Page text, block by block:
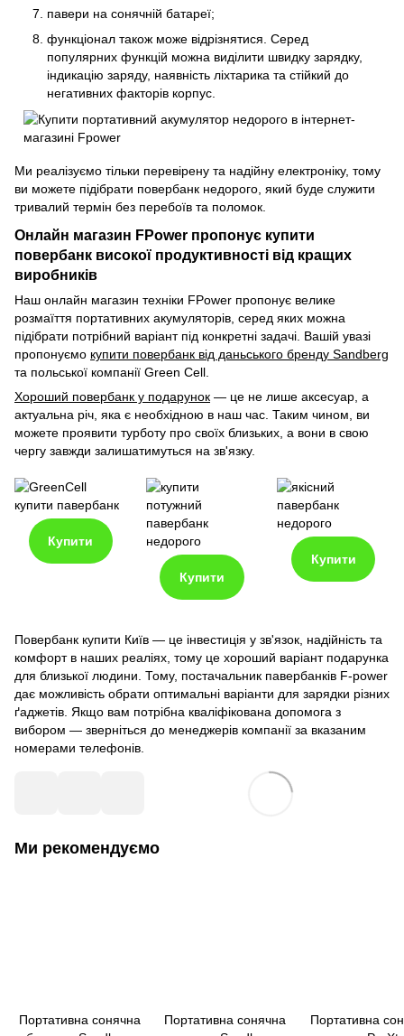
павери на сонячній батареї;
функціонал також може відрізнятися. Серед
популярних функцій можна виділити швидку зарядку,
індикацію заряду, наявність ліхтарика та стійкий до
негативних факторів корпус.
Ми реалізуємо тільки перевірену та надійну електроніку, тому
ви можете підібрати повербанк недорого, який буде служити
тривалий термін без перебоїв та поломок.
Онлайн магазин FPower пропонує купити
повербанк високої продуктивності від кращих
виробників
Наш онлайн магазин техніки FPower пропонує велике
розмаїття портативних акумуляторів, серед яких можна
підібрати потрібний варіант під конкретні задачі. Вашій увазі
пропонуємо купити повербанк від даньського бренду Sandberg
та польської компанії Green Cell.
Хороший повербанк у подарунок — це не лише аксесуар, а
актуальна річ, яка є необхідною в наш час. Таким чином, ви
можете проявити турботу про своїх близьких, а вони в свою
чергу завжди залишатимуться на зв'язку.
Купити
Купити
Купити
Повербанк купити Київ — це інвестиція у зв'язок, надійність та
комфорт в наших реаліях, тому це хороший варіант подарунка
для близької людини. Тому, постачальник павербанків F-power
дає можливість обрати оптимальні варіанти для зарядки різних
ґаджетів. Якщо вам потрібна кваліфікована допомога з
вибором — зверніться до менеджерів компанії за вказаним
номерами телефонів.
Ми рекомендуємо
Портативна сонячна
Портативна сонячна
Портативна